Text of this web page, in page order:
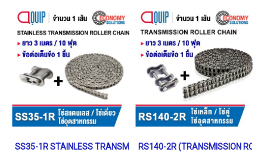
SS35-1R STAINLESS TRANSMISSION ROLLER CHAIN โซ่เดี่ยว สแต
RS140-2R (TRANSMISSION